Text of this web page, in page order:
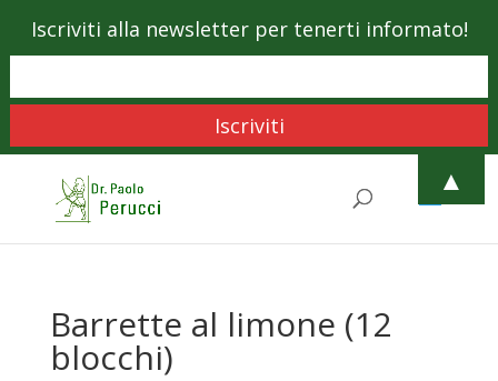
Barrette al limone (12
blocchi)
Iscriviti alla newsletter per tenerti informato!
▲